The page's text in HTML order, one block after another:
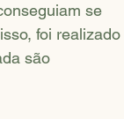
se
foi realizado
são